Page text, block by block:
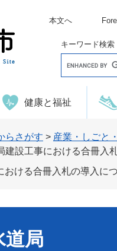
本文へ
キーワード検索
o
e
タ
ム
検
健康と福祉
らさがす > 産業・しごと
建設工事における合冊入
おける合冊入札の導入に
道局